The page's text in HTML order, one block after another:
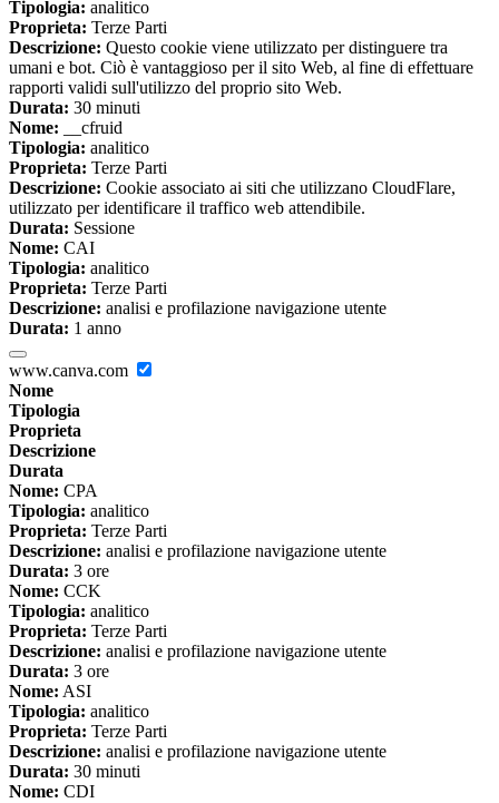
Tipologia: analitico
Proprieta: Terze Parti
Descrizione: Questo cookie viene utilizzato per distinguere tra
umani e bot. Ciò è vantaggioso per il sito Web, al fine di effettuare
rapporti validi sull'utilizzo del proprio sito Web.
Durata: 30 minuti
Nome: __cfruid
Tipologia: analitico
Proprieta: Terze Parti
Descrizione: Cookie associato ai siti che utilizzano CloudFlare,
utilizzato per identificare il traffico web attendibile.
Durata: Sessione
Nome: CAI
Tipologia: analitico
Proprieta: Terze Parti
Descrizione: analisi e profilazione navigazione utente
Durata: 1 anno
www.canva.com
Nome
Tipologia
Proprieta
Descrizione
Durata
Nome: CPA
Tipologia: analitico
Proprieta: Terze Parti
Descrizione: analisi e profilazione navigazione utente
Durata: 3 ore
Nome: CCK
Tipologia: analitico
Proprieta: Terze Parti
Descrizione: analisi e profilazione navigazione utente
Durata: 3 ore
Nome: ASI
Tipologia: analitico
Proprieta: Terze Parti
Descrizione: analisi e profilazione navigazione utente
Durata: 30 minuti
Nome: CDI